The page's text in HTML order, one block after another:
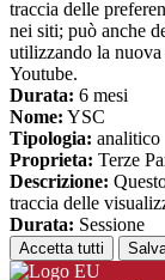
traccia delle
nei siti; può anche
utilizzando la
Youtube.
Durata: 6 mesi
Nome: YSC
Tipologia: analitico
Proprieta: Terze
Descrizione:
traccia delle
Durata: Sessione
Accetta tutti